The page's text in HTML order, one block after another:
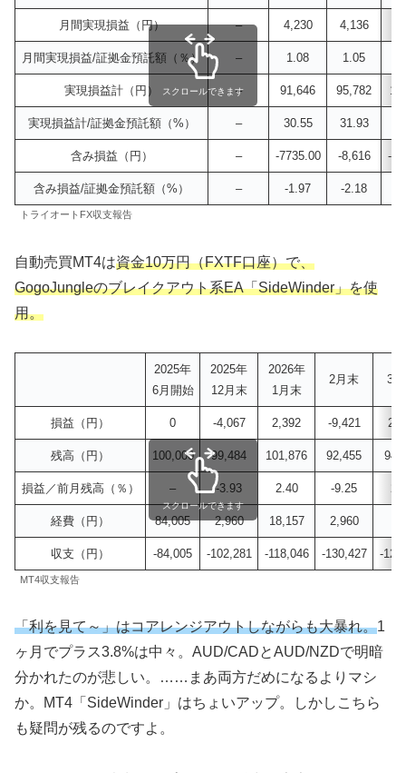
月間実現損益（円） – 4,230 4,136
月間実現損益/証拠金預託額（％） – 1.08 1.05
実現損益計（円） – 91,646 95,782
実現損益計/証拠金預託額（%） – 30.55 31.93
含み損益（円） – -7735.00 -8,616 -
含み損益/証拠金預託額（%） – -1.97 -2.18
スクロールできます
トライオートFX収支報告
自動売買MT4は資金10万円（FXTF口座）で、
GogoJungleのブレイクアウト系EA「SideWinder」を使
用。
2025年
6月開始
2025年
12月末
2026年
1月末
2月末 3
損益（円） 0 -4,067 2,392 -9,421
残高（円） 100,000 99,484 101,876 92,455
損益／前月残高（％） – -3.93 2.40 -9.25
経費（円） 84,005 2,960 18,157 2,960
収支（円） -84,005 -102,281 -118,046 -130,427 -
スクロールできます
MT4収支報告
「利を見て～」はコアレンジアウトしながらも大暴れ。1
ヶ月でプラス3.8%は中々。AUD/CADとAUD/NZDで明暗
分かれたのが悲しい。……まあ両方だめになるよりマシ
か。MT4「SideWinder」はちょいアップ。しかしこちら
も疑問が残るのですよ。